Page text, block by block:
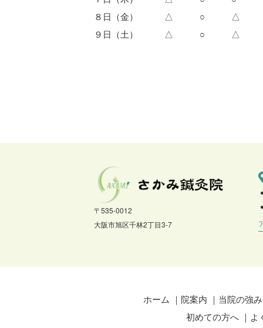
８日（金） △ ○ △
９日（土） △ ○ △
〒535-0012
大阪市旭区千林2丁目3-7
ホーム 院案内 当院の強み
初めての方へ
よ